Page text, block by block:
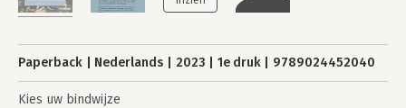
Paperback Nederlands 2023 1e druk 9789024452040
Kies uw bindwijze